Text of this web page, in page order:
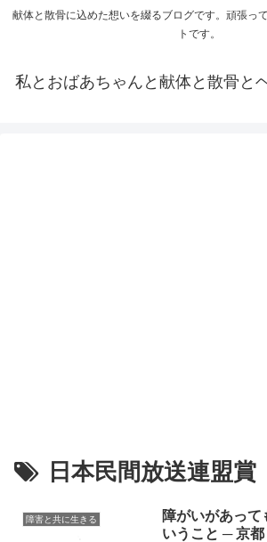
献体と散骨に込めた想いを綴るブログです。頑張っ
トです。
私とおばあちゃんと献体と散骨と
日本民間放送連盟賞
障害と共に生きる
障がいがあって
いうこと ─ 京